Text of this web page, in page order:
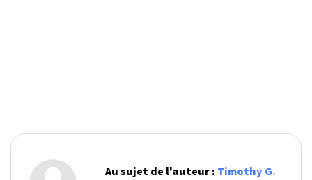
Au sujet de l'auteur : Timothy G.